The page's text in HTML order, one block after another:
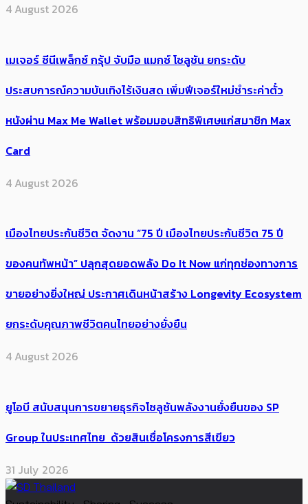
4 August 2026
เมเจอร์ ซีนีเพล็กซ์ กรุ้ป จับมือ แมกซ์ โซลูชัน ยกระดับ
ประสบการณ์ความบันเทิงไร้เงินสด เพิ่มฟีเจอร์ใหม่ชำระค่าตั๋ว
หนังผ่าน Max Me Wallet พร้อมมอบสิทธิพิเศษแก่สมาชิก Max
Card
4 August 2026
เมืองไทยประกันชีวิต จัดงาน “75 ปี เมืองไทยประกันชีวิต 75 ปี
ของคนทัพหน้า” ปลุกสุดยอดพลัง Do It Now แก่ทุกช่องทางการ
ขายอย่างยิ่งใหญ่ ประกาศเดินหน้าสร้าง Longevity Ecosystem
ยกระดับคุณภาพชีวิตคนไทยอย่างยั่งยืน
4 August 2026
ยูโอบี สนับสนุนการขยายธุรกิจโซลูชันพลังงานยั่งยืนของ SP
Group ในประเทศไทย ด้วยสินเชื่อโครงการสีเขียว
31 July 2026